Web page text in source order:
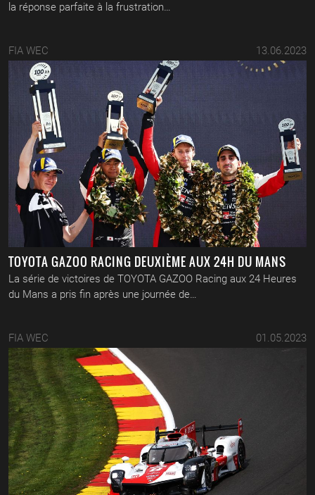
la réponse parfaite à la frustration…
FIA WEC 13.06.2023
TOYOTA GAZOO RACING DEUXIÈME AUX 24H DU MANS
La série de victoires de TOYOTA GAZOO Racing aux 24 Heures
du Mans a pris fin après une journée de…
FIA WEC 01.05.2023